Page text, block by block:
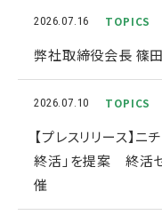
2026.07.16 TOPICS
弊社取締役会長 篠
2026.07.10 TOPICS
【プレスリリース】ニ
終活」を提案 終活
催